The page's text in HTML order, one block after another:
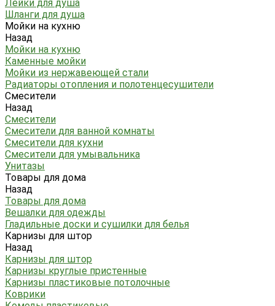
Лейки для душа
Шланги для душа
Мойки на кухню
Назад
Мойки на кухню
Каменные мойки
Мойки из нержавеющей стали
Радиаторы отопления и полотенцесушители
Смесители
Назад
Смесители
Смесители для ванной комнаты
Смесители для кухни
Смесители для умывальника
Унитазы
Товары для дома
Назад
Товары для дома
Вешалки для одежды
Гладильные доски и сушилки для белья
Карнизы для штор
Назад
Карнизы для штор
Карнизы круглые пристенные
Карнизы пластиковые потолочные
Коврики